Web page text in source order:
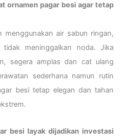
ornamen pagar besi agar tetap
menggunakan air sabun ringan,
tidak meninggalkan noda. Jika
segera amplas dan cat ulang
sederhana namun rutin
besi tetap elegan dan tahan
besi layak dijadikan investasi